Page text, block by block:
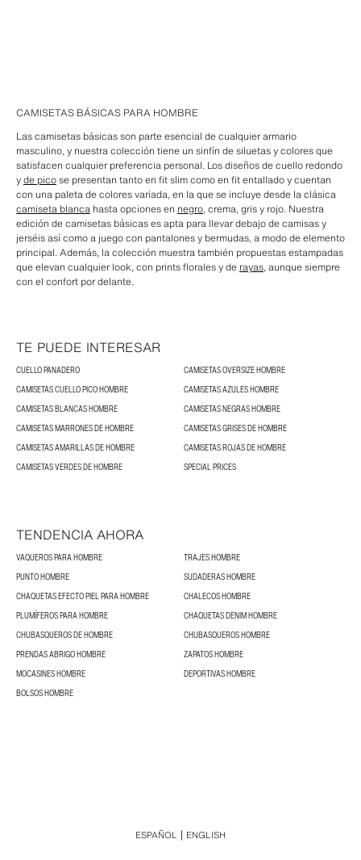
CAMISETAS BÁSICAS PARA HOMBRE
Las camisetas básicas son parte esencial de cualquier armario
masculino, y nuestra colección tiene un sinfín de siluetas y colores que
satisfacen cualquier preferencia personal. Los diseños de cuello redondo
yde picose presentan tanto en fit slim como en fit entallado y cuentan
con una paleta de colores variada, en la que se incluye desde la clásica
camiseta blanca hasta opciones en negro, crema, gris y rojo. Nuestra
edición de camisetas básicas es apta para llevar debajo de camisas y
jerséis así como a juego con pantalones y bermudas, a modo de elemento
principal. Además, la colección muestra también propuestas estampadas
que elevan cualquier look, con prints florales y de rayas, aunque siempre
con el confort por delante.
TE PUEDE INTERESAR
CUELLO PANADERO
CAMISETAS OVERSIZE HOMBRE
CAMISETAS CUELLO PICO HOMBRE
CAMISETAS AZULES HOMBRE
CAMISETAS BLANCAS HOMBRE
CAMISETAS NEGRAS HOMBRE
CAMISETAS MARRONES DE HOMBRE
CAMISETAS GRISES DE HOMBRE
CAMISETAS AMARILLAS DE HOMBRE
CAMISETAS ROJAS DE HOMBRE
CAMISETAS VERDES DE HOMBRE
SPECIAL PRICES
TENDENCIA AHORA
VAQUEROS PARA HOMBRE
TRAJES HOMBRE
PUNTO HOMBRE
SUDADERAS HOMBRE
CHAQUETAS EFECTO PIEL PARA HOMBRE
CHALECOS HOMBRE
PLUMÍFEROS PARA HOMBRE
CHAQUETAS DENIM HOMBRE
CHUBASQUEROS DE HOMBRE
CHUBASQUEROS HOMBRE
PRENDAS ABRIGO HOMBRE
ZAPATOS HOMBRE
MOCASINES HOMBRE
DEPORTIVAS HOMBRE
BOLSOS HOMBRE
ESPAÑOL ENGLISH